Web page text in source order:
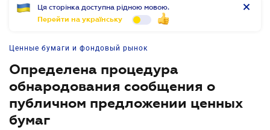
Ця сторінка доступна рідною мовою.
Перейти на українську
Ценные бумаги и фондовый рынок
Определена процедура
обнародования сообщения о
публичном предложении ценных
бумаг